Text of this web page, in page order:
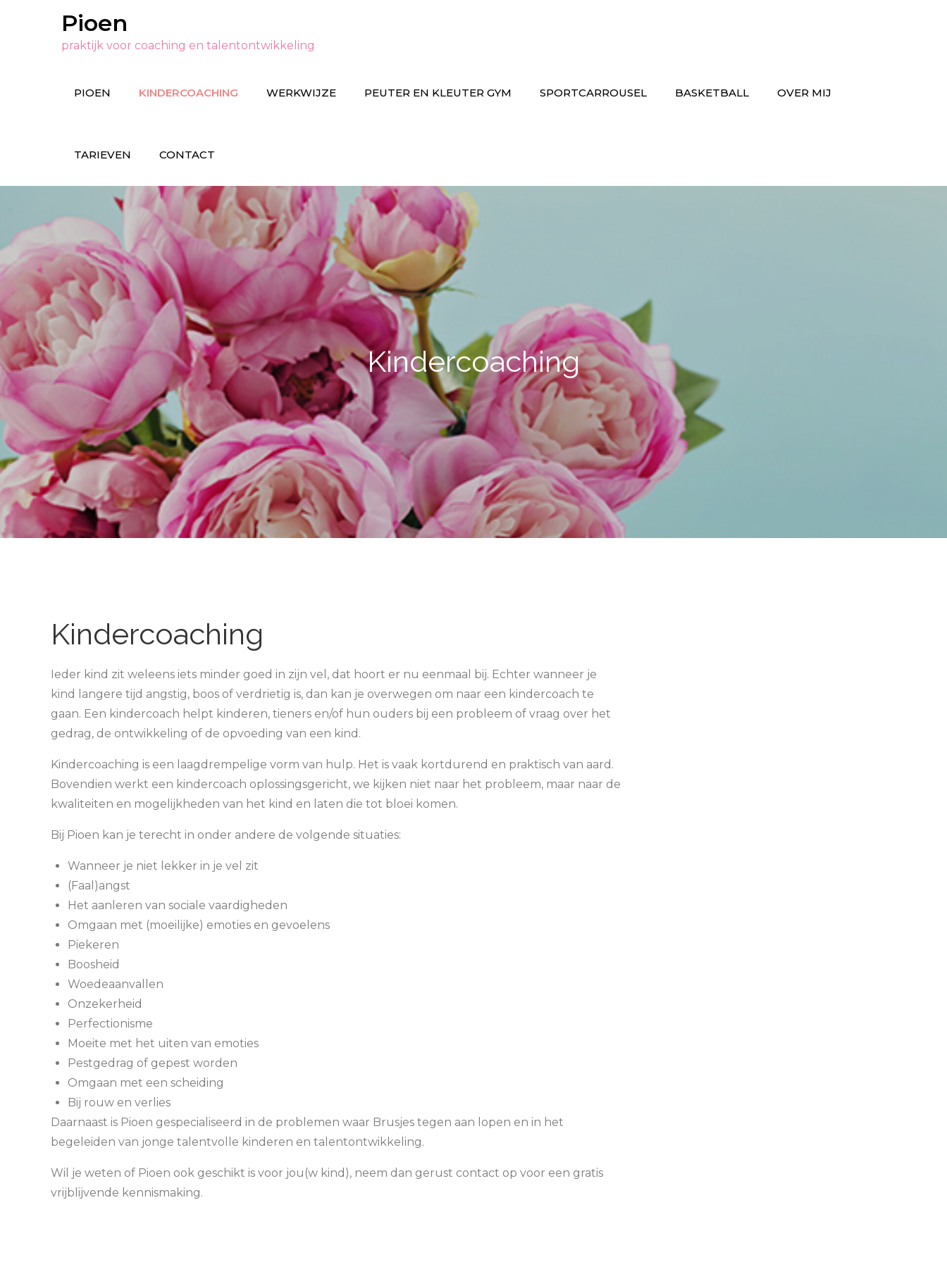
Pioen
praktijk voor coaching en talentontwikkeling
PIOEN KINDERCOACHING WERKWIJZE PEUTER EN KLEUTER GYM SPORTCARROUSEL BASKETBALL OVER MIJ
TARIEVEN CONTACT
Kindercoaching
Kindercoaching
Ieder kind zit weleens iets minder goed in zijn vel, dat hoort er nu eenmaal bij. Echter wanneer je
kind langere tijd angstig, boos of verdrietig is, dan kan je overwegen om naar een kindercoach te
gaan. Een kindercoach helpt kinderen, tieners en/of hun ouders bij een probleem of vraag over het
gedrag, de ontwikkeling of de opvoeding van een kind.
Kindercoaching is een laagdrempelige vorm van hulp. Het is vaak kortdurend en praktisch van aard.
Bovendien werkt een kindercoach oplossingsgericht, we kijken niet naar het probleem, maar naar de
kwaliteiten en mogelijkheden van het kind en laten die tot bloei komen.
Bij Pioen kan je terecht in onder andere de volgende situaties:
Wanneer je niet lekker in je vel zit
(Faal)angst
Het aanleren van sociale vaardigheden
Omgaan met (moeilijke) emoties en gevoelens
Piekeren
Boosheid
Woedeaanvallen
Onzekerheid
Perfectionisme
Moeite met het uiten van emoties
Pestgedrag of gepest worden
Omgaan met een scheiding
Bij rouw en verlies
Daarnaast is Pioen gespecialiseerd in de problemen waar Brusjes tegen aan lopen en in het
begeleiden van jonge talentvolle kinderen en talentontwikkeling.
Wil je weten of Pioen ook geschikt is voor jou(w kind), neem dan gerust contact op voor een gratis
vrijblijvende kennismaking.